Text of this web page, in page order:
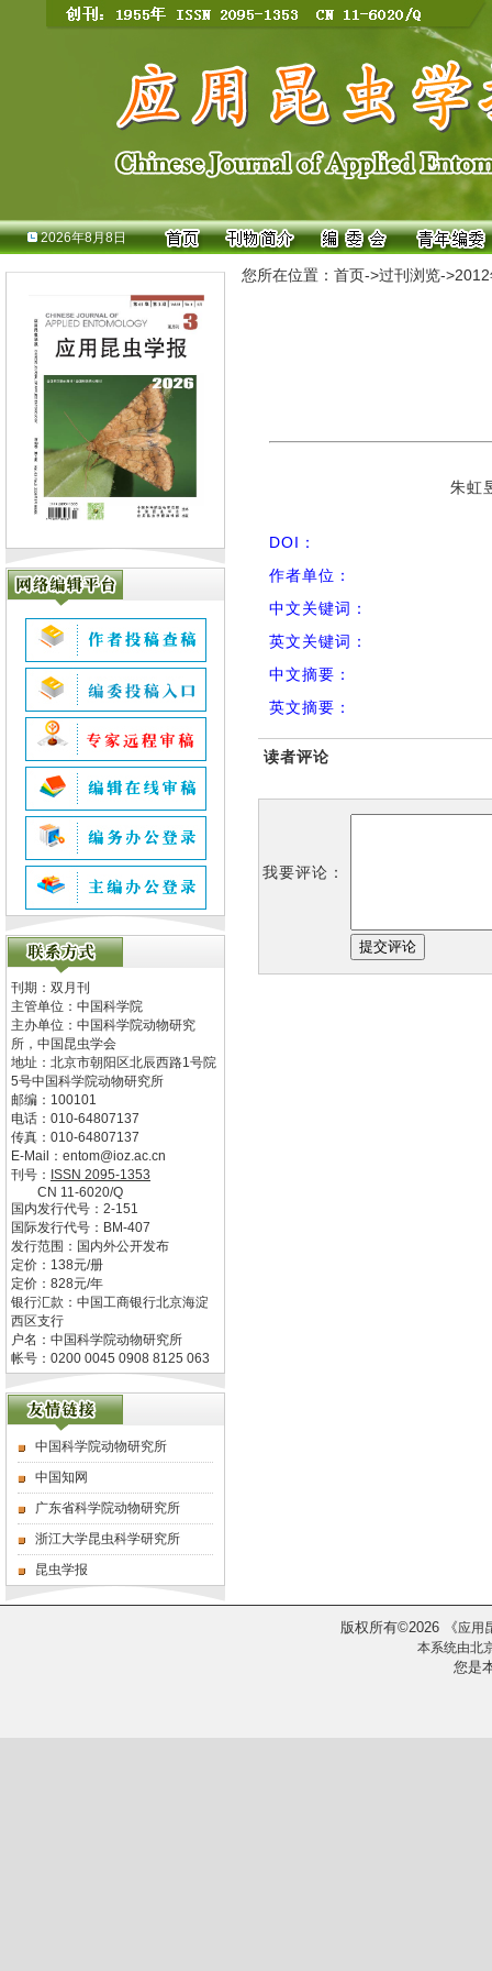
2026年8月8日
刊期：双月刊
主管单位： 中国科学院
主办单位： 中国科学院动物研究
所，中国昆虫学会
地址： 北京市朝阳区北辰西路1号院
5号中国科学院动物研究所
邮编： 100101
电话： 010-64807137
传真： 010-64807137
E-Mail： entom@ioz.ac.cn
刊号： ISSN 2095-1353
CN 11-6020/Q
国内发行代号： 2-151
国际发行代号： BM-407
发行范围：国内外公开发布
定价： 138元/册
定价： 828元/年
银行汇款：中国工商银行北京海淀
西区支行
户名：中国科学院动物研究所
帐号：0200 0045 0908 8125 063
中国科学院动物研究所
中国知网
广东省科学院动物研究所
浙江大学昆虫科学研究所
昆虫学报
您所在位置： 首页->过刊浏览->
朱虹
DOI：
作者单位：
中文关键词：
英文关键词：
中文摘要：
英文摘要：
读者评论
我要评论：
版权所有©2026 《应用
本系统由北
您是